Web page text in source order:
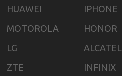
HUAWEI
IPHONE
MOTOROLA
HONOR
LG
ALCATEL
ZTE
INFINIX